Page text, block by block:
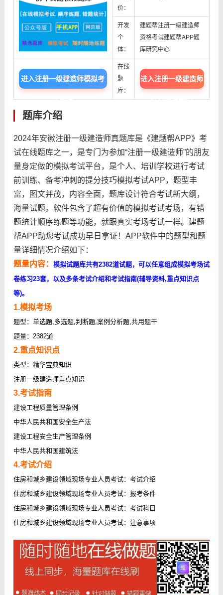
价：
开发
个
体：
建题帮注册一级建造师
资格考试建题帮APP题
库研究中心
进入注册一级建造师模拟考
试题库
在线
题
库：
进入注册一级建造师
在线题库中心
题库介绍
2024年安徽注册一级建造师真题库是《建题帮APP》考
试在线题库之一，是专门为参加“注册一级建造师”的朋友
量身定做的模拟考试平台，是个人、培训学校进行考试
前训练、备考冲刺的提分技巧模拟考试APP，题型丰
富，图文并茂，内容全面，题库设计符合考试新大纲，
海量试题。软件包含了超有价值的模拟考试考场，有错
题统计顺序练题等功能，就跟真实考场考试一样。建题
帮APP助您考试成功早日拿证！APP软件中的题型和题
量详细情况介绍如下：
题量内容： 模拟试题库共有2382道试题，可以任意组成模拟考场试
卷练习23套，以及多条考试介绍和考试指南(辅导资料,重点知识点
等)。
1.模拟考场
题型：单选题,多选题,判断题,案例分析题,共用题干
题量：2382道
2.重点知识点
类型：精华宝典知识
注册一级建造师重点知识
3.考试指南
建设工程质量管理条例
中华人民共和国安全生产法
建设工程安全生产管理条例
中华人民共和国建筑法
4.考试介绍
住房和城乡建设领域现场专业人员考试：考试介绍
住房和城乡建设领域现场专业人员考试：报考条件
住房和城乡建设领域现场专业人员考试：考试科目
住房和城乡建设领域现场专业人员考试：注意事项